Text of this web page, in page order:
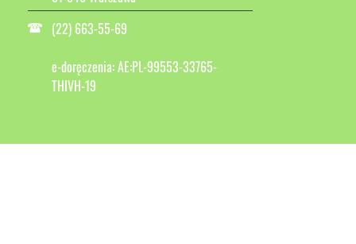
(22) 663-55-69
e-doręczenia: AE:PL-99553-33765-
THIVH-19